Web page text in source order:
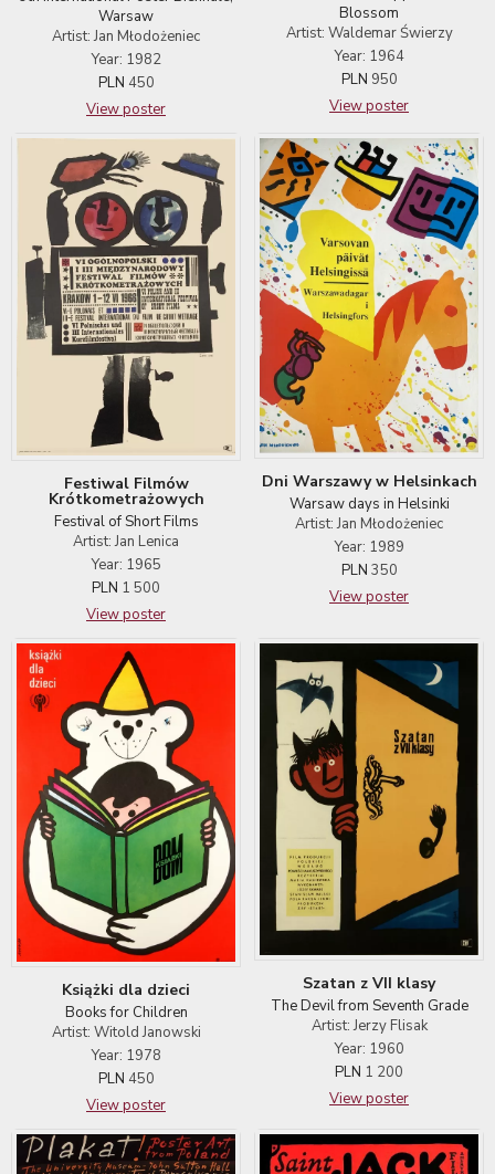
Warsaw
Artist: Jan Młodożeniec
Year: 1982
PLN 450
View poster
Blossom
Artist: Waldemar Świerzy
Year: 1964
PLN 950
View poster
Festiwal Filmów
Krótkometrażowych
Festival of Short Films
Artist: Jan Lenica
Year: 1965
PLN 1 500
View poster
Dni Warszawy w Helsinkach
Warsaw days in Helsinki
Artist: Jan Młodożeniec
Year: 1989
PLN 350
View poster
Książki dla dzieci
Books for Children
Artist: Witold Janowski
Year: 1978
PLN 450
View poster
Szatan z VII klasy
The Devil from Seventh Grade
Artist: Jerzy Flisak
Year: 1960
PLN 1 200
View poster